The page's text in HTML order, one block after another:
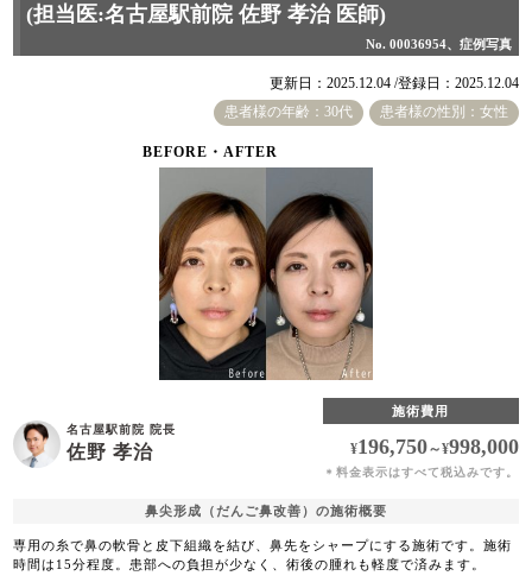
(担当医:名古屋駅前院 佐野 孝治 医師)
No. 00036954、症例写真
患者様の年齢：30代 患者様の性別：女性
更新日：2025.12.04 /登録日：2025.12.04
BEFORE・AFTER
名古屋駅前院 院長
佐野 孝治
施術費用
¥196,750～¥998,000
＊ 料金表示はすべて税込みです。
鼻尖形成（だんご鼻改善）の施術概要
専用の糸で鼻の軟骨と皮下組織を結び、鼻先をシャープにする施術です。施術
時間は15分程度。患部への負担が少なく、術後の腫れも軽度で済みます。